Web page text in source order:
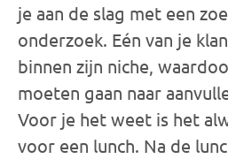
je aan de slag met een
onderzoek. Eén van je
binnen zijn niche,
moeten gaan naar
Voor je het weet is het
voor een lunch. Na de